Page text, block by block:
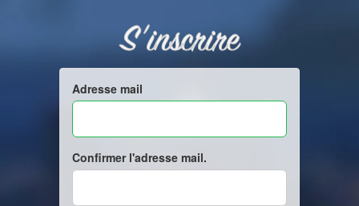
S'inscrire
Adresse mail
Confirmer l'adresse mail.